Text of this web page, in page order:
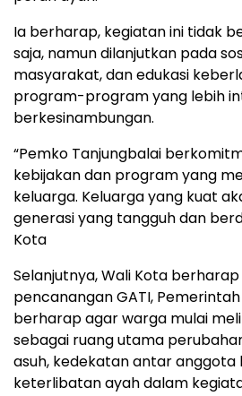
Ia berharap, kegiatan ini tidak
saja, namun dilanjutkan pada
masyarakat, dan edukasi
program-program yang lebih
berkesinambungan.
“Pemko Tanjungbalai
kebijakan dan program yang
keluarga. Keluarga yang kuat
generasi yang tangguh dan
Kota
Selanjutnya, Wali Kota
pencanangan GATI,
berharap agar warga mulai
sebagai ruang utama
asuh, kedekatan antar anggota
keterlibatan ayah dalam